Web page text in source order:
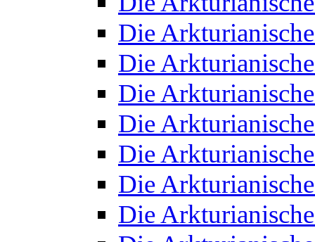
Die
Die
Die
Die
Die
Die
Die